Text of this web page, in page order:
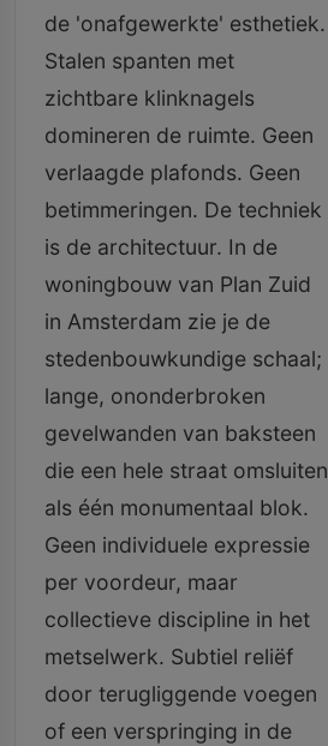
de 'onafgewerkte' esthetiek.
Stalen spanten met
zichtbare klinknagels
domineren de ruimte. Geen
verlaagde plafonds. Geen
betimmeringen. De techniek
is de architectuur. In de
woningbouw van Plan Zuid
in Amsterdam zie je de
stedenbouwkundige schaal;
lange, ononderbroken
gevelwanden van baksteen
die een hele straat omsluiten
als één monumentaal blok.
Geen individuele expressie
per voordeur, maar
collectieve discipline in het
metselwerk. Subtiel reliëf
door terugliggende voegen
of een verspringing in de